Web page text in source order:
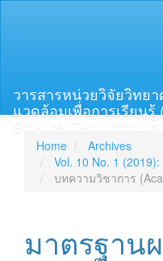
วารสารหน่วยวิจัยวิทย
แวดล้อมเพื่อการเรียนรู้
Science, Technology
Home
Archives
Vol. 10 No. 1
บทความวิชาการ
มาตรฐา